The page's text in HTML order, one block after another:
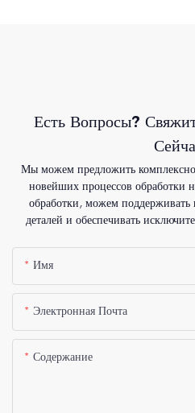
Есть Вопросы?
Мы можем предложить
новейших процессов обработки
обработки, можем поддерживать
деталей и обеспечивать
Имя
Электронная Почта
Содержание